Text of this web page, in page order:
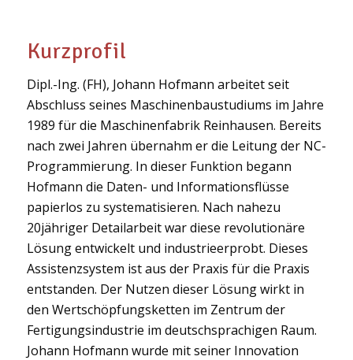
Kurzprofil
Dipl.-Ing. (FH), Johann Hofmann arbeitet seit
Abschluss seines Maschinenbaustudiums im Jahre
1989 für die Maschinenfabrik Reinhausen. Bereits
nach zwei Jahren übernahm er die Leitung der NC-
Programmierung. In dieser Funktion begann
Hofmann die Daten- und Informationsflüsse
papierlos zu systematisieren. Nach nahezu
20jähriger Detailarbeit war diese revolutionäre
Lösung entwickelt und industrieerprobt. Dieses
Assistenzsystem ist aus der Praxis für die Praxis
entstanden. Der Nutzen dieser Lösung wirkt in
den Wertschöpfungsketten im Zentrum der
Fertigungsindustrie im deutschsprachigen Raum.
Johann Hofmann wurde mit seiner Innovation